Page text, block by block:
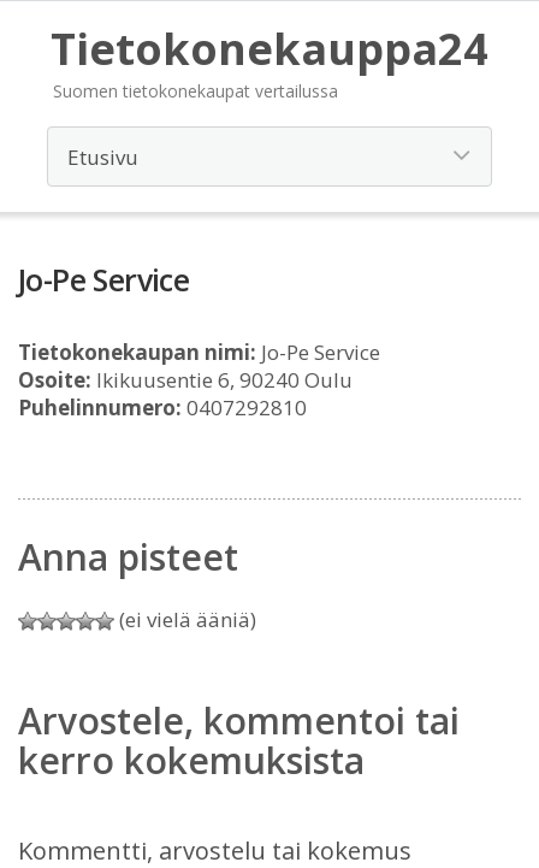
Tietokonekauppa24
Suomen tietokonekaupat vertailussa
Jo-Pe Service
Tietokonekaupan nimi: Jo-Pe Service
Osoite: Ikikuusentie 6, 90240 Oulu
Puhelinnumero: 0407292810
Anna pisteet
(ei vielä ääniä)
Arvostele, kommentoi tai
kerro kokemuksista
Kommentti, arvostelu tai kokemus